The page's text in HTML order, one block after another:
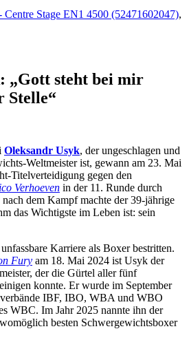
Centre Stage EN1 4500 (52471602047),
„Gott steht bei mir
Stelle“
Oleksandr Usyk, der ungeschlagen und
Weltmeister ist, gewann am 23. Mai
Titelverteidigung gegen den
Verhoeven in der 11. Runde durch
dem Kampf machte der 39-jährige
das Wichtigste im Leben ist: sein
Karriere als Boxer bestritten.
Fury am 18. Mai 2024 ist Usyk der
der die Gürtel aller fünf
konnte. Er wurde im September
IBF, IBO, WBA und WBO
WBC. Im Jahr 2025 nannte ihn der
besten Schwergewichtsboxer